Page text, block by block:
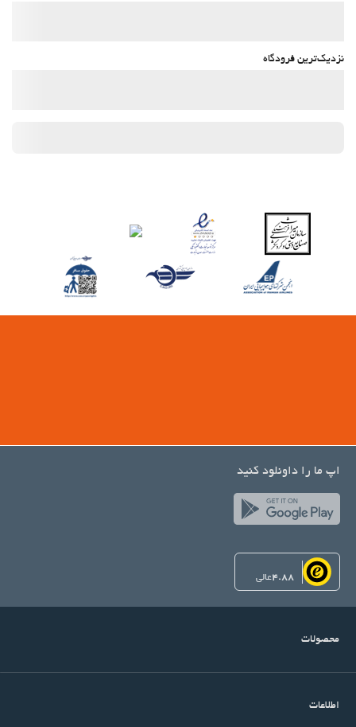
نزدیک‌ترین فرودگاه
اپ ما را داونلود کنید
4.88عالی
محصولات
اطلاعات